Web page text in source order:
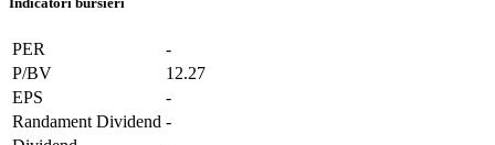
PER
-
P/BV
12.27
EPS
-
Randament Dividend -